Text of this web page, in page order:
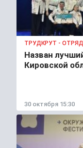
ТРУДКРУТ -
Назван
Кировской
30 октября 15:30